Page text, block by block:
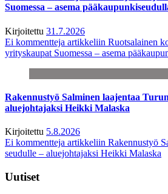
Suomessa – asema
Kirjoitettu 31.7.2026
Ei kommentteja artikkeliin Ruotsalainen
yrityskaupat Suomessa – asema
Rakennustyö Salminen laajentaa
aluejohtajaksi Heikki Malaska
Kirjoitettu 5.8.2026
Ei kommentteja artikkeliin Rakennustyö
seudulle – aluejohtajaksi Heikki Malaska
Uutiset